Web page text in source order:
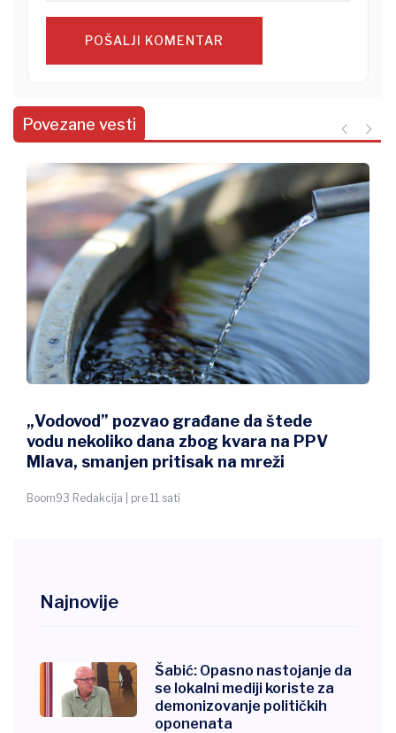
POŠALJI KOMENTAR
Povezane vesti
„Vodovod” pozvao građane da štede
vodu nekoliko dana zbog kvara na PPV
Mlava, smanjen pritisak na mreži
Boom93 Redakcija | pre 11 sati
Najnovije
Šabić: Opasno nastojanje da
se lokalni mediji koriste za
demonizovanje političkih
oponenata